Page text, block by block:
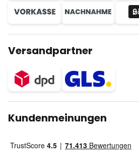
Versandpartner
Kundenmeinungen